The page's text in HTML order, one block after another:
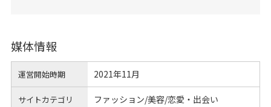
媒体情報
運営開始時期 2021年11月
サイトカテゴリ ファッション/美容/恋愛・出会い